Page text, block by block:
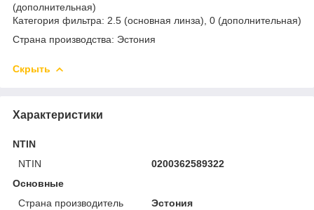
(дополнительная)
Категория фильтра: 2.5 (основная линза), 0 (дополнительная)
Страна производства: Эстония
Скрыть
Характеристики
NTIN
NTIN
0200362589322
Основные
Страна производитель
Эстония